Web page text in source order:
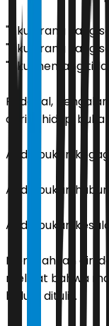
"Aku orang yang
"Aku orang yang
"Aku memang
Padahal,
cerita hidup,
Anda bukan
Anda bukan
Anda bukan
Memisahkan diri
melihat bahwa
belum ditulis.